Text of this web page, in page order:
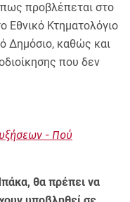
προβλέπεται στο
Εθνικό Κτηματολόγιο
Δημόσιο, καθώς και
που δεν
- Πού
θα πρέπει να